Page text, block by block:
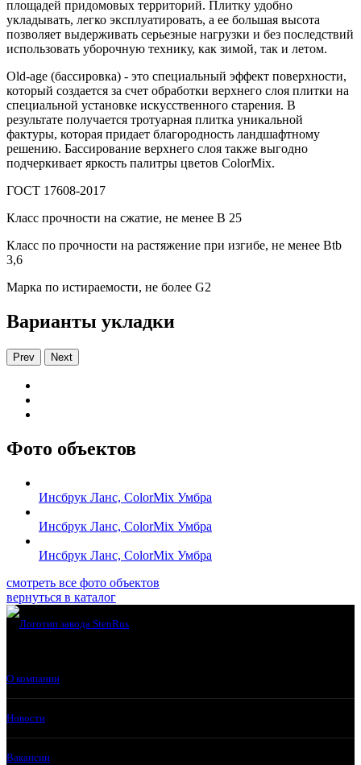
площадей придомовых территорий. Плитку удобно
укладывать, легко эксплуатировать, а ее большая высота
позволяет выдерживать серьезные нагрузки и без последствий
использовать уборочную технику, как зимой, так и летом.
Old-age (бассировка) - это специальный эффект поверхности,
который создается за счет обработки верхнего слоя плитки на
специальной установке искусственного старения. В
результате получается тротуарная плитка уникальной
фактуры, которая придает благородность ландшафтному
решению. Бассирование верхнего слоя также выгодно
подчеркивает яркость палитры цветов ColorMix.
ГОСТ 17608-2017
Класс прочности на сжатие, не менее В 25
Класс по прочности на растяжение при изгибе, не менее Вtb
3,6
Марка по истираемости, не более G2
Варианты укладки
Prev Next
Фото объектов
Инсбрук Ланс, ColorMix Умбра
Инсбрук Ланс, ColorMix Умбра
Инсбрук Ланс, ColorMix Умбра
смотреть все фото объектов
вернуться в каталог
О компании
Новости
Вакансии